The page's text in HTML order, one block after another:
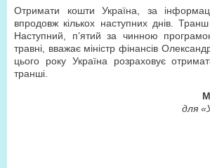
Отримати кошти Україна, за
впродовж кількох наступних днів.
Наступний, п’ятий за чинною
травні, вважає міністр фінансів
цього року Україна розраховує
транші.
для